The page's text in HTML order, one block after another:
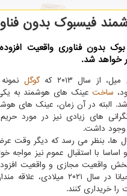
فیسبوك بدون
بدون فناوری واقعیت
خواهد شد.
از سال ۲۰۱۳ که گوگل
ساختعینک های هوشمند به یکی
البته در آن زمان، عینک های
های زیادی نیز در مورد
وجود داشت.
ها، بنظر می رسد که دیگر وقت
با استقبال عموم نیز مواجه
بخش واقعیت مجازی و واقعیت
اعلام نموده است که احیانا در سال ۲۰۲۱
خریداری کنند.